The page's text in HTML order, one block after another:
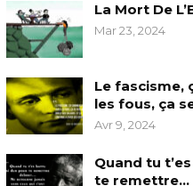
La Mort De
Mar 23, 2024
Le fascisme,
les fous, ça
Avr 9, 2024
Quand tu
te remettre…